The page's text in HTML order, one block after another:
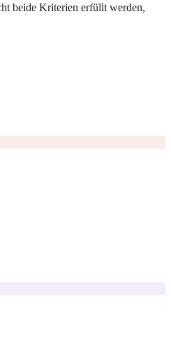
beide Kriterien erfüllt werden,